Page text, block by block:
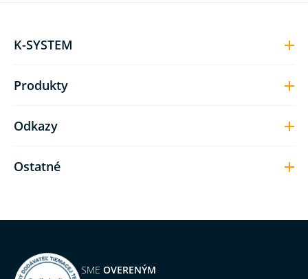
K-SYSTEM
Produkty
Odkazy
Ostatné
SME OVERENÝM